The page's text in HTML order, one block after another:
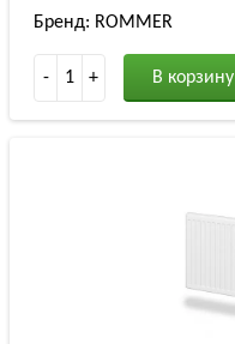
Бренд: ROMMER
- 1 + В корзину